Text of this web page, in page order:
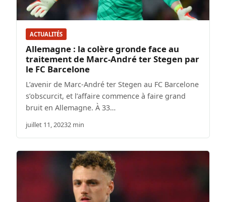
ACTUALITÉS
Allemagne : la colère gronde face au
traitement de Marc-André ter Stegen par
le FC Barcelone
L’avenir de Marc-André ter Stegen au FC Barcelone
s’obscurcit, et l’affaire commence à faire grand
bruit en Allemagne. À 33…
juillet 11, 20232 min